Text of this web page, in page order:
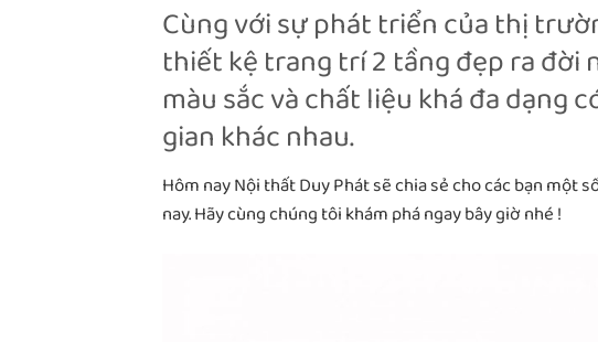
Cùng với sự phát triển của thị
thiết kệ trang trí 2 tầng đẹp ra đời
màu sắc và chất liệu khá đa dạng
gian khác nhau.
Hôm nay Nội thất Duy Phát sẽ chia sẻ cho các bạn một
nay. Hãy cùng chúng tôi khám phá ngay bây giờ nhé !